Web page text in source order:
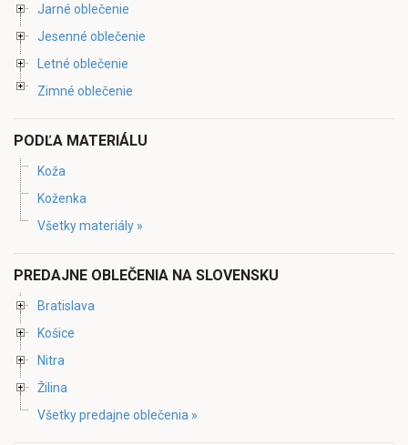
Jarné oblečenie
Jesenné oblečenie
Letné oblečenie
Zimné oblečenie
PODĽA MATERIÁLU
Koža
Koženka
Všetky materiály »
PREDAJNE OBLEČENIA NA SLOVENSKU
Bratislava
Košice
Nitra
Žilina
Všetky predajne oblečenia »